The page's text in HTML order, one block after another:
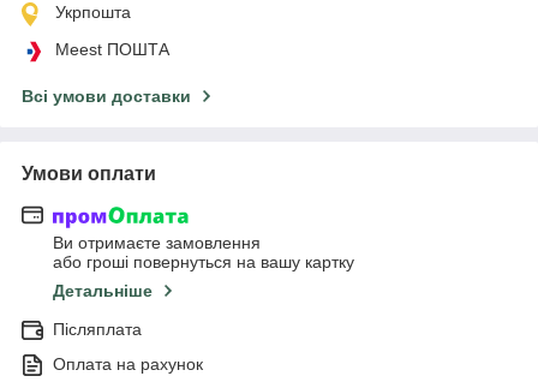
Укрпошта
Meest ПОШТА
Всі умови доставки
Умови оплати
Ви отримаєте замовлення
або гроші повернуться на вашу картку
Детальніше
Післяплата
Оплата на рахунок